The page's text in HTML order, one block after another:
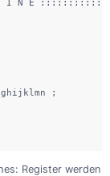
T I N E
;
Register werden